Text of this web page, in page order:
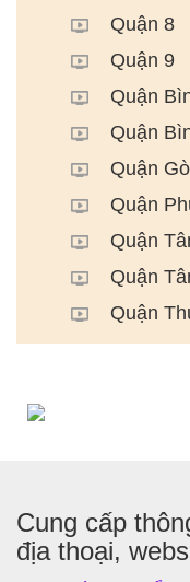
Quận 8
Quận 9
Quận
Quận
Quận
Quận
Quận
Quận
Quận
Cung cấp
địa thoại,